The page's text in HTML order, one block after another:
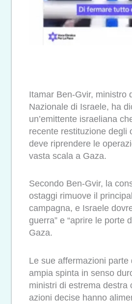
Itamar Ben-Gvir, ministro
Nazionale di Israele, ha
un’emittente israeliana
recente restituzione degli
deve riprendere le
vasta scala a Gaza.
Secondo Ben-Gvir, la
ostaggi rimuove il
campagna, e Israele
guerra” e “aprire le porte
Gaza.
Le sue affermazioni parte
ampia spinta in senso
ministri di estrema destra
azioni decise hanno